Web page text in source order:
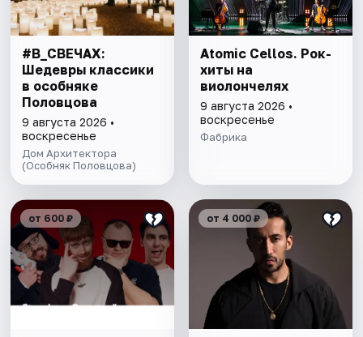
#В_СВЕЧАХ:
Шедевры классики
в особняке
Половцова
9 августа 2026 •
воскресенье
Дом Архитектора
(Особняк Половцова)
Atomic Cellos. Рок-
хиты на
виолончелях
9 августа 2026 •
воскресенье
Фабрика
от 600 ₽ от 4 000 ₽